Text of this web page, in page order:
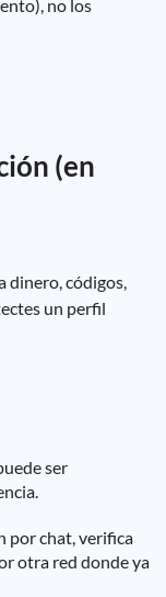
no los
(en
dinero, códigos,
un perfil
ser
por chat, verifica
otra red donde ya